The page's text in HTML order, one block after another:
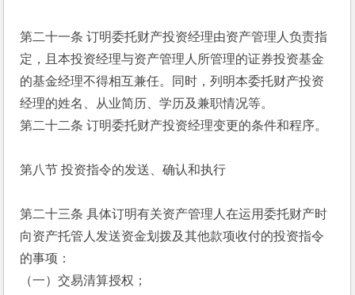
第二十一条 订明委托财产投资经理由资产管理人负责指
定，且本投资经理与资产管理人所管理的证券投资基金
的基金经理不得相互兼任。同时，列明本委托财产投资
经理的姓名、从业简历、学历及兼职情况等。
第二十二条 订明委托财产投资经理变更的条件和程序。
第八节 投资指令的发送、确认和执行
第二十三条 具体订明有关资产管理人在运用委托财产时
向资产托管人发送资金划拨及其他款项收付的投资指令
的事项：
（一）交易清算授权；